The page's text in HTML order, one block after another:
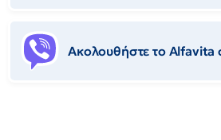
Ακολουθήστε το Αlfavita